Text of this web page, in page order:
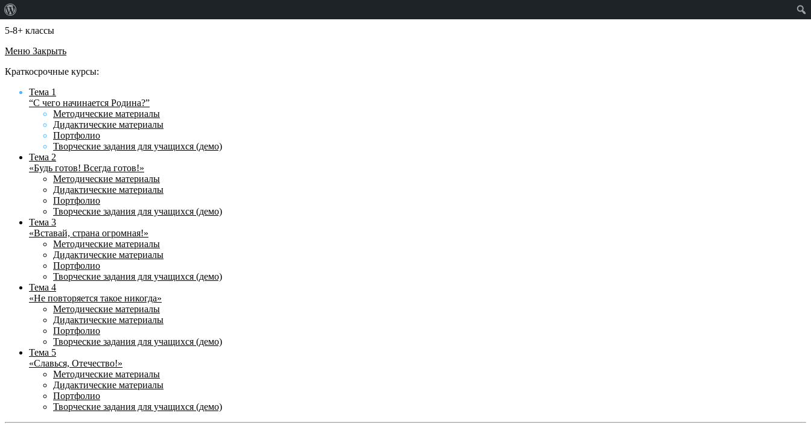
5-8+ классы
Меню Закрыть
Краткосрочные курсы:
Тема 1
“С чего начинается Родина?”
Методические материалы
Дидактические материалы
Портфолио
Творческие задания для учащихся (демо)
Тема 2
«Будь готов! Всегда готов!»
Методические материалы
Дидактические материалы
Портфолио
Творческие задания для учащихся (демо)
Тема 3
«Вставай, страна огромная!»
Методические материалы
Дидактические материалы
Портфолио
Творческие задания для учащихся (демо)
Тема 4
«Не повторяется такое никогда»
Методические материалы
Дидактические материалы
Портфолио
Творческие задания для учащихся (демо)
Тема 5
«Славься, Отечество!»
Методические материалы
Дидактические материалы
Портфолио
Творческие задания для учащихся (демо)
WordPress